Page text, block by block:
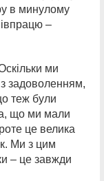
в минулому
–
ми
задоволенням,
теж були
що ми мали
це велика
Ми з цим
– це завжди